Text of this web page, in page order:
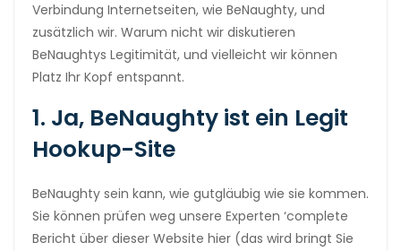
Verbindung Internetseiten, wie BeNaughty, und
zusätzlich wir. Warum nicht wir diskutieren
BeNaughtys Legitimität, und vielleicht wir können
Platz Ihr Kopf entspannt.
1. Ja, BeNaughty ist ein Legit
Hookup-Site
BeNaughty sein kann, wie gutgläubig wie sie kommen.
Sie können prüfen weg unsere Experten ‘complete
Bericht über dieser Website hier (das wird bringt Sie